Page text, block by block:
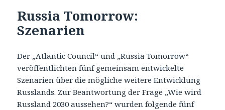
Russia Tomorrow:
Szenarien
Der „Atlantic Council“ und „Russia Tomorrow“
veröffentlichten fünf gemeinsam entwickelte
Szenarien über die mögliche weitere Entwicklung
Russlands. Zur Beantwortung der Frage „Wie wird
Russland 2030 aussehen?“ wurden folgende fünf